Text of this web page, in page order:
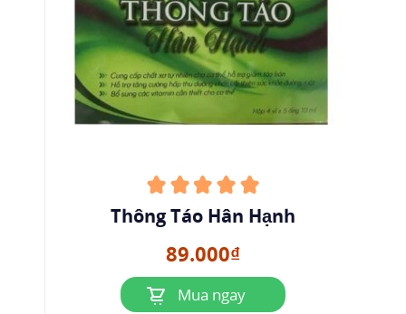
Thông Táo Hân Hạnh
89.000₫
Mua ngay